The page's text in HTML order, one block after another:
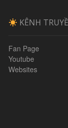
KÊNH
Fan Page
Youtube
Websites